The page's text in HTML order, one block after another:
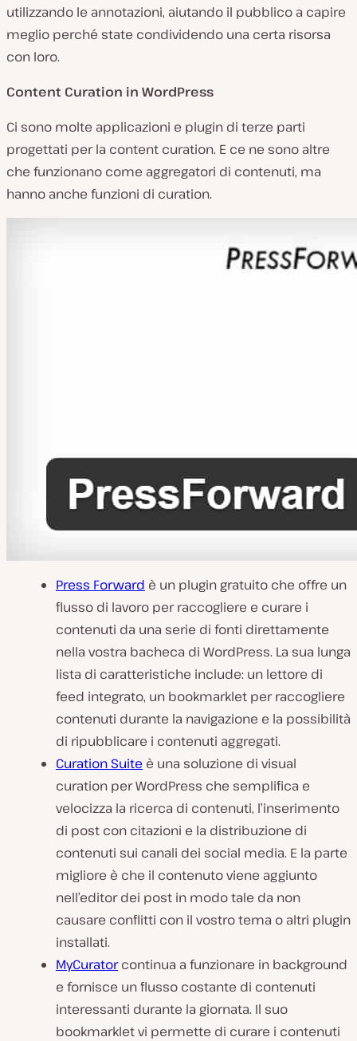
utilizzando le annotazioni, aiutando il pubblico a capire
meglio perché state condividendo una certa risorsa
con loro.
Content Curation in WordPress
Ci sono molte applicazioni e plugin di terze parti
progettati per la content curation. E ce ne sono altre
che funzionano come aggregatori di contenuti, ma
hanno anche funzioni di curation.
Press Forward è un plugin gratuito che offre un
flusso di lavoro per raccogliere e curare i
contenuti da una serie di fonti direttamente
nella vostra bacheca di WordPress. La sua lunga
lista di caratteristiche include: un lettore di
feed integrato, un bookmarklet per raccogliere
contenuti durante la navigazione e la possibilità
di ripubblicare i contenuti aggregati.
Curation Suite è una soluzione di visual
curation per WordPress che semplifica e
velocizza la ricerca di contenuti, l’inserimento
di post con citazioni e la distribuzione di
contenuti sui canali dei social media. E la parte
migliore è che il contenuto viene aggiunto
nell’editor dei post in modo tale da non
causare conflitti con il vostro tema o altri plugin
installati.
MyCuratorcontinua a funzionare in background
e fornisce un flusso costante di contenuti
interessanti durante la giornata. Il suo
bookmarklet vi permette di curare i contenuti